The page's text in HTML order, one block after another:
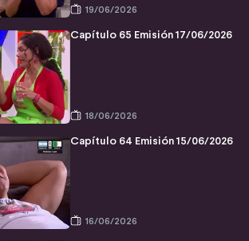
19/06/2026
Capítulo 65 Emisión 17/06/2026
18/06/2026
Capítulo 64 Emisión 15/06/2026
16/06/2026